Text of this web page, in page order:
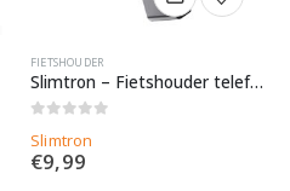
FIETSHOUDER
Slimtron – Fietshouder telefoonhouder voor fiets
Slimtron
€9,99